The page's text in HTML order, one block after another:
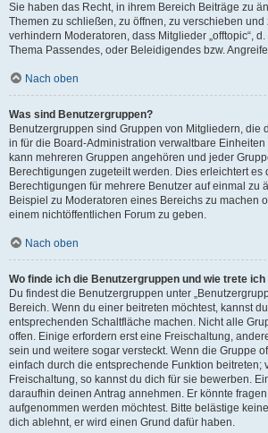
Sie haben das Recht, in ihrem Bereich Beiträge zu
Themen zu schließen, zu öffnen, zu verschieben
verhindern Moderatoren, dass Mitglieder „offtopic“,
Thema Passendes, oder Beleidigendes bzw.
Nach oben
Was sind Benutzergruppen?
Benutzergruppen sind Gruppen von Mitgliedern, die
in für die Board-Administration verwaltbare Einheiten
kann mehreren Gruppen angehören und jeder
Berechtigungen zugeteilt werden. Dies erleichtert es
Berechtigungen für mehrere Benutzer auf einmal zu
Beispiel zu Moderatoren eines Bereichs zu machen
einem nichtöffentlichen Forum zu geben.
Nach oben
Wo finde ich die Benutzergruppen und wie trete ich
Du findest die Benutzergruppen unter
Bereich. Wenn du einer beitreten möchtest, kannst
entsprechenden Schaltfläche machen. Nicht alle
offen. Einige erfordern erst eine Freischaltung,
sein und weitere sogar versteckt. Wenn die Gruppe
einfach durch die entsprechende Funktion beitreten;
Freischaltung, so kannst du dich für sie bewerben.
daraufhin deinen Antrag annehmen. Er könnte
aufgenommen werden möchtest. Bitte belästige
dich ablehnt, er wird einen Grund dafür haben.